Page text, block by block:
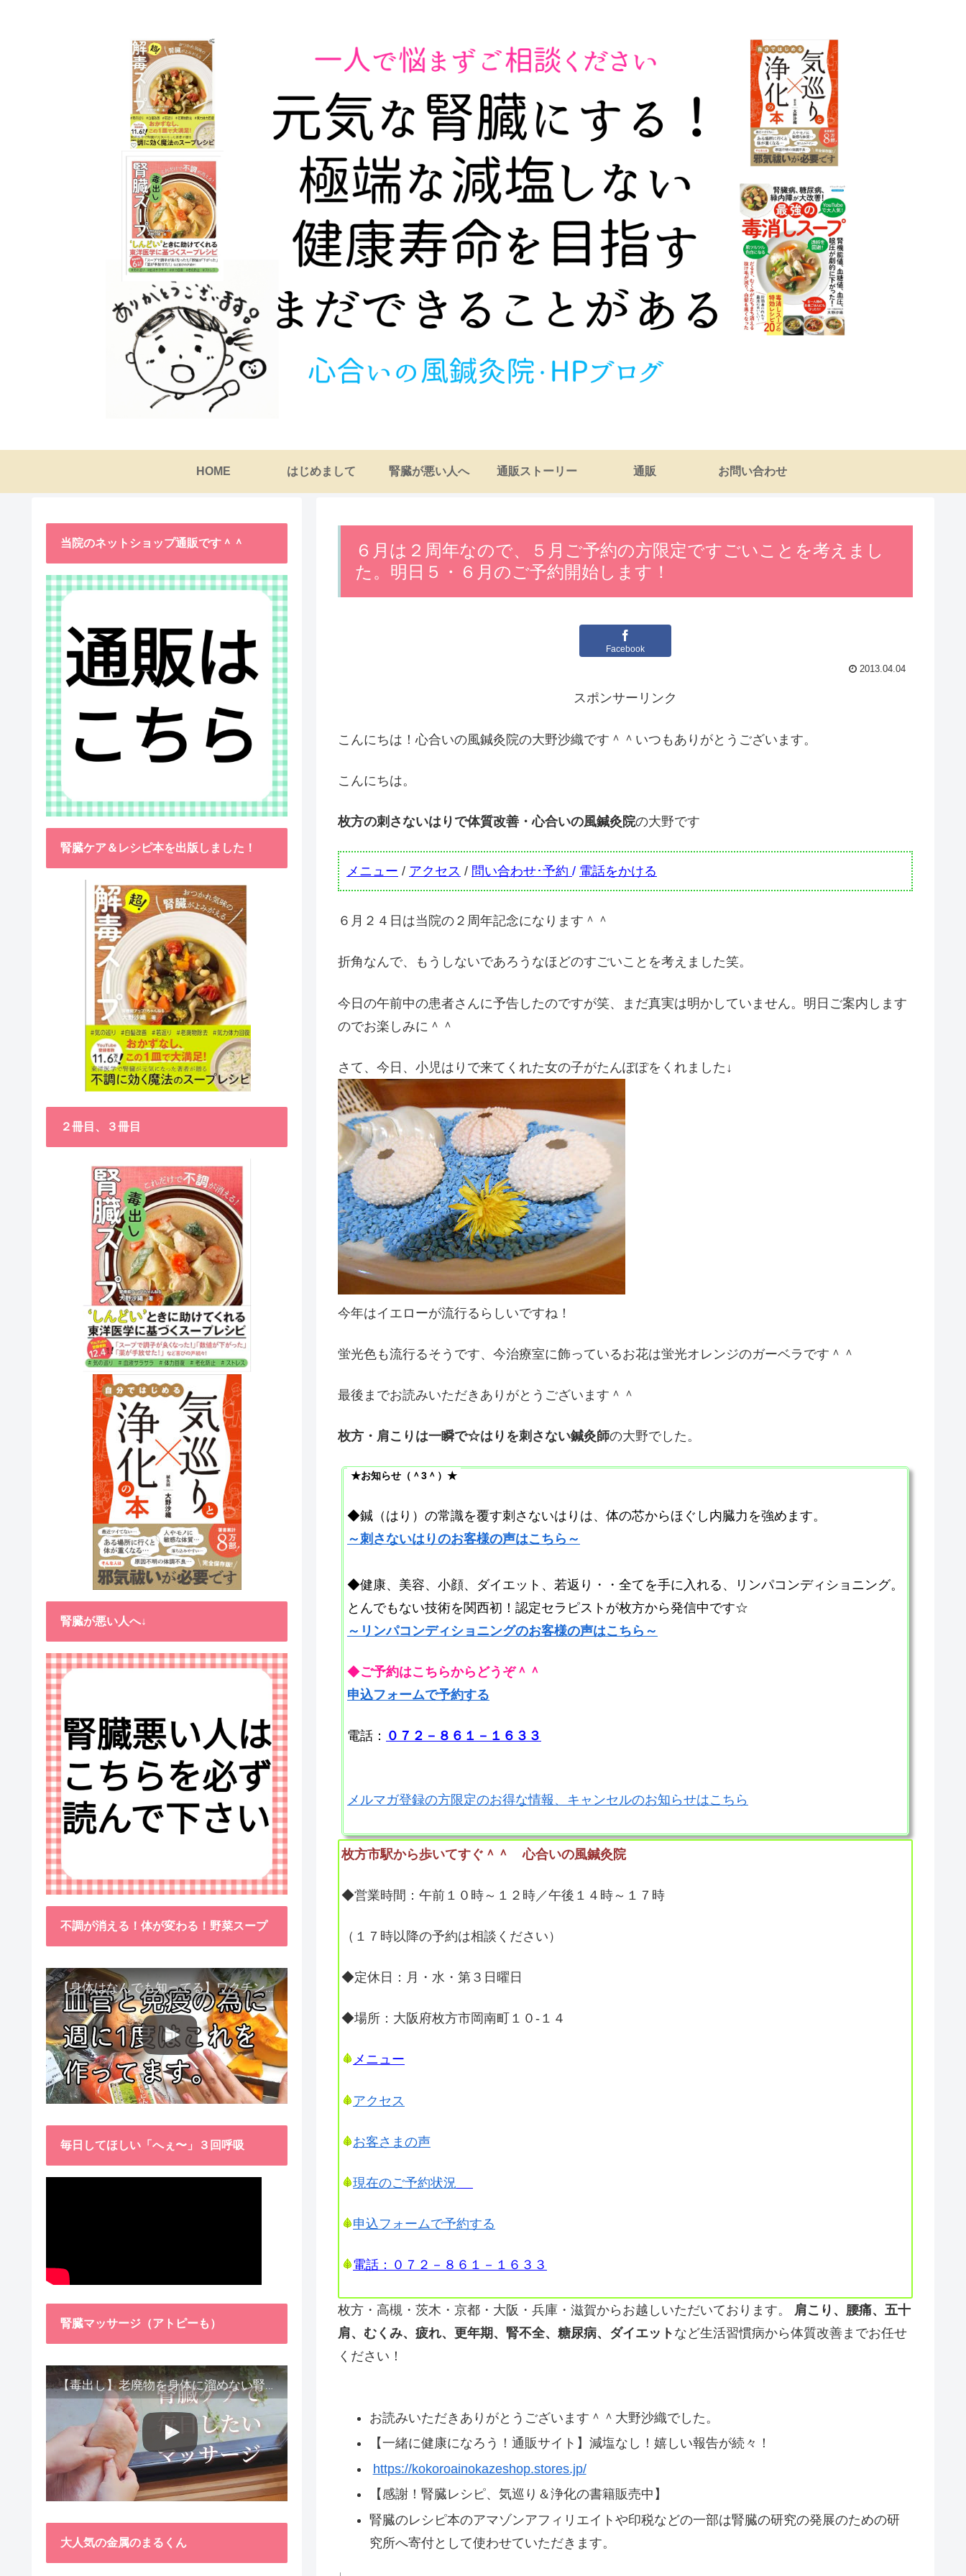
HOME はじめまして 腎臓が悪い人へ 通販ストーリー 通販 お問い合わせ
６月は２周年なので、５月ご予約の方限定ですごいことを考えまし
た。明日５・６月のご予約開始します！
Facebook
2013.04.04
スポンサーリンク
こんにちは！心合いの風鍼灸院の大野沙織です＾＾いつもありがとうございます。
こんにちは。
枚方の刺さないはりで体質改善・心合いの風鍼灸院の大野です
メニュー / アクセス / 問い合わせ･予約 / 電話をかける
６月２４日は当院の２周年記念になります＾＾
折角なんで、もうしないであろうなほどのすごいことを考えました笑。
今日の午前中の患者さんに予告したのですが笑、まだ真実は明かしていません。明日ご案内します
のでお楽しみに＾＾
さて、今日、小児はりで来てくれた女の子がたんぽぽをくれました↓
今年はイエローが流行るらしいですね！
蛍光色も流行るそうです、今治療室に飾っているお花は蛍光オレンジのガーベラです＾＾
最後までお読みいただきありがとうございます＾＾
枚方・肩こりは一瞬で☆はりを刺さない鍼灸師の大野でした。
★お知らせ（＾3＾）★
◆鍼（はり）の常識を覆す刺さないはりは、体の芯からほぐし内臓力を強めます。
～刺さないはりのお客様の声はこちら～
◆健康、美容、小顔、ダイエット、若返り・・全てを手に入れる、リンパコンディショニング。
とんでもない技術を関西初！認定セラピストが枚方から発信中です☆
～リンパコンディショニングのお客様の声はこちら～
◆ご予約はこちらからどうぞ＾＾
申込フォームで予約する
電話： ０７２－８６１－１６３３
メルマガ登録の方限定のお得な情報、キャンセルのお知らせはこちら
枚方市駅から歩いてすぐ＾＾ 心合いの風鍼灸院
◆営業時間：午前１０時～１２時／午後１４時～１７時
（１７時以降の予約は相談ください）
◆定休日：月・水・第３日曜日
◆場所：大阪府枚方市岡南町１０-１４
メニュー
アクセス
お客さまの声
現在のご予約状況
申込フォームで予約する
電話：０７２－８６１－１６３３
枚方・高槻・茨木・京都・大阪・兵庫・滋賀からお越しいただいております。 肩こり、腰痛、五十
肩、むくみ、疲れ、更年期、腎不全、糖尿病、ダイエット など生活習慣病から体質改善までお任せ
ください！
お読みいただきありがとうございます＾＾大野沙織でした。
【一緒に健康になろう！通販サイト】減塩なし！嬉しい報告が続々！
https://kokoroainokazeshop.stores.jp/
【感謝！腎臓レシピ、気巡り＆浄化の書籍販売中】
腎臓のレシピ本のアマゾンアフィリエイトや印税などの一部は腎臓の研究の発展のための研
究所へ寄付として使わせていただきます。
当院のネットショップ通販です＾＾
腎臓ケア＆レシピ本を出版しました！
２冊目、３冊目
腎臓が悪い人へ↓
不調が消える！体が変わる！野菜スープ
【身体はなんでも知ってる】ワクチン接種後、異常に食べたくなった野菜が細胞回復に貢献してくれました。
毎日してほしい「へぇ〜」３回呼吸
腎臓マッサージ（アトピーも）
【毒出し】老廃物を身体に溜めない腎臓ケア４種をご紹介します。
大人気の金属のまるくん